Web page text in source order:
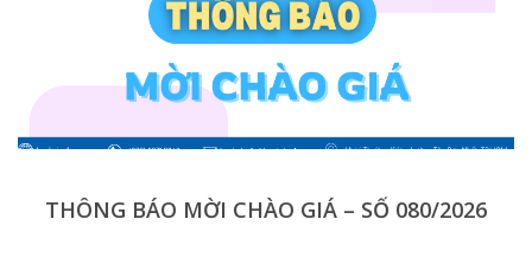
THÔNG BÁO MỜI CHÀO GIÁ – SỐ 080/2026